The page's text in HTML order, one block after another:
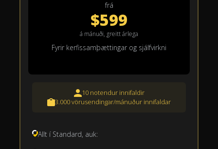
frá
$599
á mánuði, greitt árlega
Fyrir kerfissamþættingar og sjálfvirkni
10 notendur innifaldir
3.000 vörusendingar/mánuður innifaldar
Allt í Standard, auk: